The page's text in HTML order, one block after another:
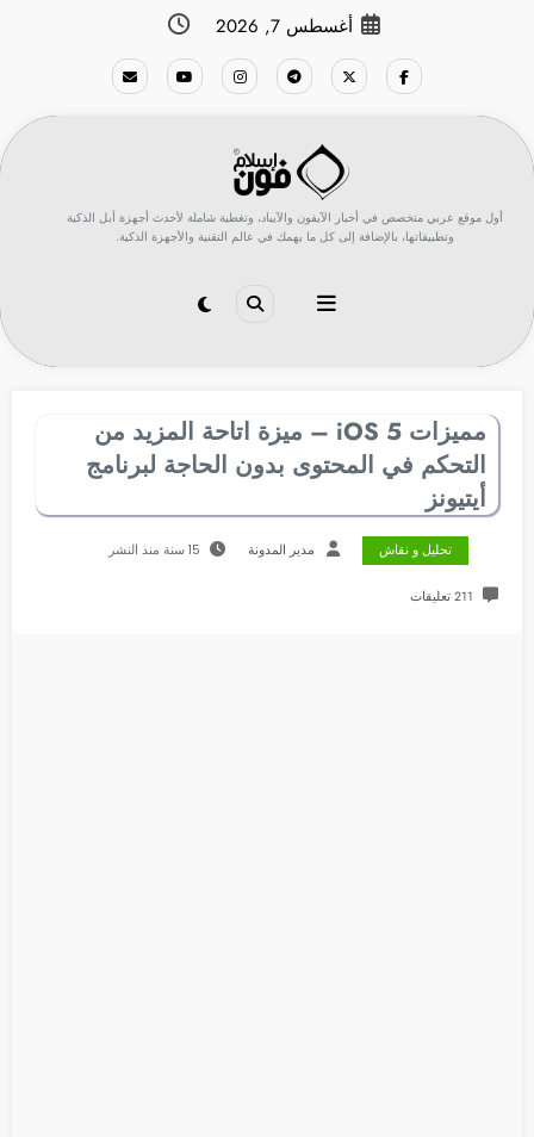
أغسطس 7, 2026
أول موقع عربي متخصص في أخبار الآيفون والآيباد، وتغطية شاملة لأحدث أجهزة أبل الذكية
وتطبيقاتها، بالإضافة إلى كل ما يهمك في عالم التقنية والأجهزة الذكية.
مميزات iOS 5 – ميزة اتاحة المزيد من
التحكم في المحتوى بدون الحاجة لبرنامج
أيتيونز
تحليل و نقاش مدير المدونة 15 سنة منذ النشر
211 تعليقات